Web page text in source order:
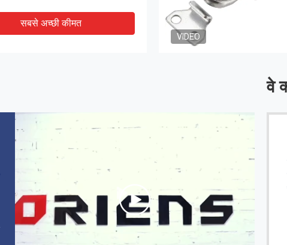
सबसे अच्छी कीमत
VIDEO
वे
इस कंपनी के साथ सहयोग 3 से अधिक वर्षों के लिए हर बार महान सेवा के
साथ था, भरोसेमंद और सहायक, अच्छी गुणवत्ता और सब कुछ सिर्फ समय
पर था। सभी के लिए धन्यवाद
------ पीटर